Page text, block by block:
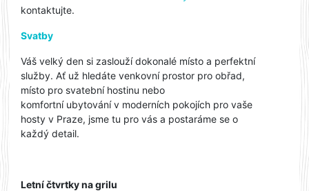
kontaktujte.
Svatby
Váš velký den si zaslouží dokonalé místo a perfektní
služby. Ať už hledáte venkovní prostor pro obřad,
místo pro svatební hostinu nebo
komfortní ubytování v moderních pokojích pro vaše
hosty v Praze, jsme tu pro vás a postaráme se o
každý detail.
Letní čtvrtky na grilu